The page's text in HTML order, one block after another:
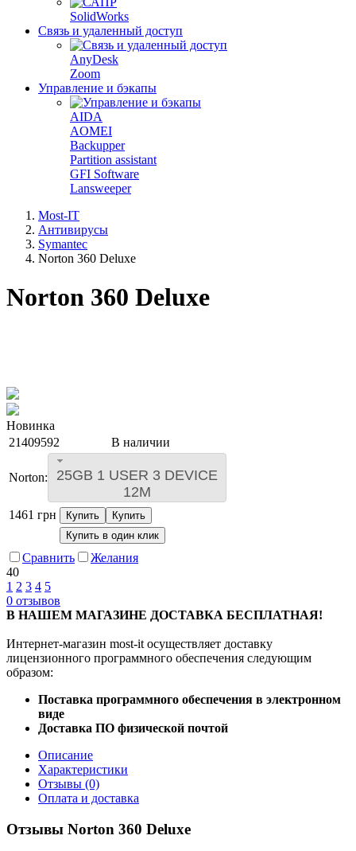
SolidWorks
Связь и удаленный доступ
AnyDesk
Zoom
Управление и бэкапы
AIDA
AOMEI
Backupper
Partition assistant
GFI Software
Lansweeper
Most-IT
Антивирусы
Symantec
Norton 360 Deluxe
Norton 360 Deluxe
Новинка
21409592
В наличии
Norton:
25GB 1 USER 3 DEVICE
12M
1461 грн Купить
Купить
Купить в один клик
Сравнить
Желания
40
1 2 3 4 5
0 отзывов
В НАШЕМ МАГАЗИНЕ ДОСТАВКА БЕСПЛАТНАЯ!
Интернет-магазин most-it осуществляет доставку
лицензионного программного обеспечения следующим
образом:
Поставка программного обеспечения в электронном
виде
Доставка ПО физической почтой
Описание
Характеристики
Отзывы (0)
Оплата и доставка
Отзывы Norton 360 Deluxe